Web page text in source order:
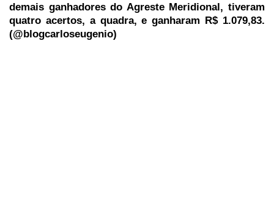
demais ganhadores do Agreste Meridional, tiveram
quatro acertos, a quadra, e ganharam R$ 1.079,83.
(@blogcarloseugenio)